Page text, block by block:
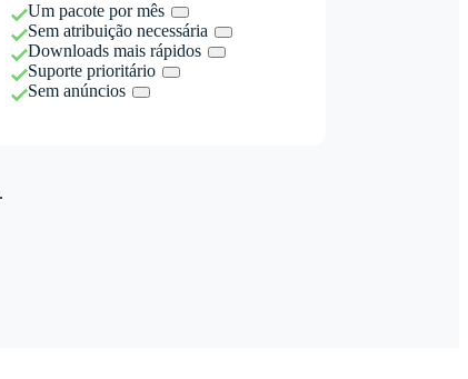
Um pacote por mês
Sem atribuição necessária
Downloads mais rápidos
Suporte prioritário
Sem anúncios